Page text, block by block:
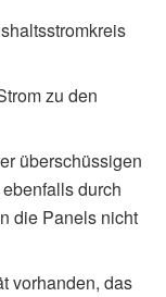
zu den
überschüssigen
durch
die Panels nicht
vorhanden, das